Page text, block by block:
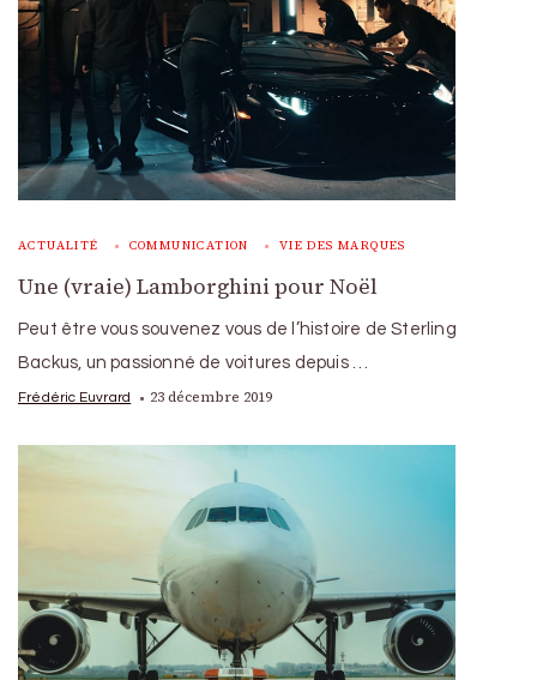
ACTUALITÉ COMMUNICATION VIE DES MARQUES
Une (vraie) Lamborghini pour Noël
Peut être vous souvenez vous de l’histoire de Sterling
Backus, un passionné de voitures depuis …
Frédéric Euvrard 23 décembre 2019